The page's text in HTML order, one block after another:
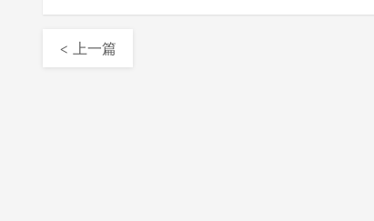
< 上一篇